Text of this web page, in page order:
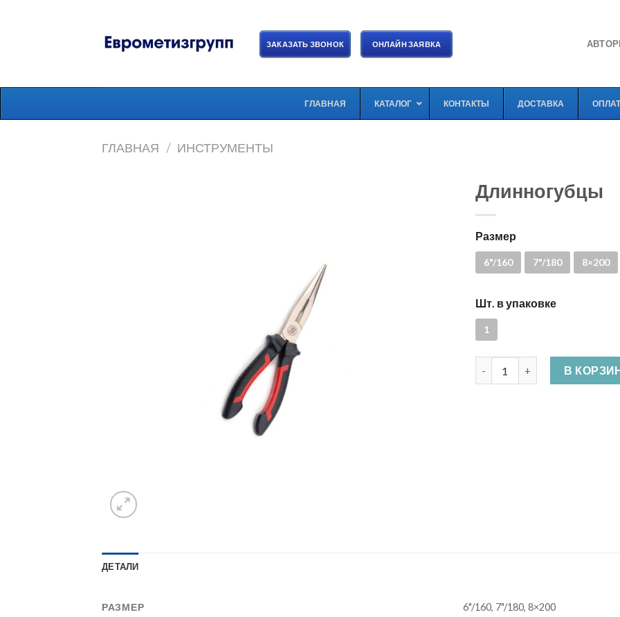
ЗАКАЗАТЬ ЗВОНОК ОНЛАЙН ЗАЯВКА
ГЛАВНАЯ КАТАЛОГ КОНТАКТЫ ДОСТАВКА
ГЛАВНАЯ / ИНСТРУМЕНТЫ
Длинногубцы
Размер
6"/160 7"/180 8×200
Шт. в упаковке
1
Количество Длинногубцы
В
ДЕТАЛИ
РАЗМЕР 6"/160, 7"/180, 8×200